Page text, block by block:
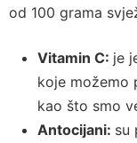
od 100 grama
Vitamin C: je
koje možemo
kao što smo
Antocijani: su